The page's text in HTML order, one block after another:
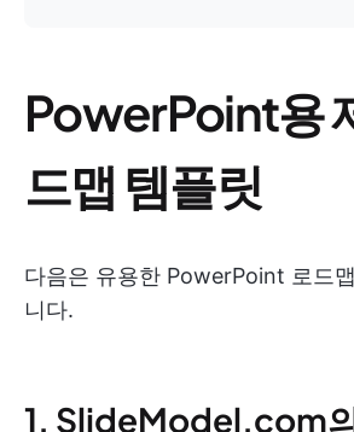
PowerPoint용
드맵 템플릿
다음은 유용한 PowerPoint 로드
니다.
1. SlideModel.com